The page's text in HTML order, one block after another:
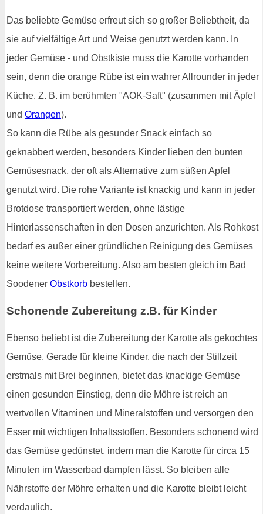
Das beliebte Gemüse erfreut sich so großer Beliebtheit, da
sie auf vielfältige Art und Weise genutzt werden kann. In
jeder Gemüse - und Obstkiste muss die Karotte vorhanden
sein, denn die orange Rübe ist ein wahrer Allrounder in jeder
Küche. Z. B. im berühmten "AOK-Saft" (zusammen mit Äpfel
und Orangen).
So kann die Rübe als gesunder Snack einfach so
geknabbert werden, besonders Kinder lieben den bunten
Gemüsesnack, der oft als Alternative zum süßen Apfel
genutzt wird. Die rohe Variante ist knackig und kann in jeder
Brotdose transportiert werden, ohne lästige
Hinterlassenschaften in den Dosen anzurichten. Als Rohkost
bedarf es außer einer gründlichen Reinigung des Gemüses
keine weitere Vorbereitung. Also am besten gleich im Bad
Soodener Obstkorb bestellen.
Schonende Zubereitung z.B. für Kinder
Ebenso beliebt ist die Zubereitung der Karotte als gekochtes
Gemüse. Gerade für kleine Kinder, die nach der Stillzeit
erstmals mit Brei beginnen, bietet das knackige Gemüse
einen gesunden Einstieg, denn die Möhre ist reich an
wertvollen Vitaminen und Mineralstoffen und versorgen den
Esser mit wichtigen Inhaltsstoffen. Besonders schonend wird
das Gemüse gedünstet, indem man die Karotte für circa 15
Minuten im Wasserbad dampfen lässt. So bleiben alle
Nährstoffe der Möhre erhalten und die Karotte bleibt leicht
verdaulich.